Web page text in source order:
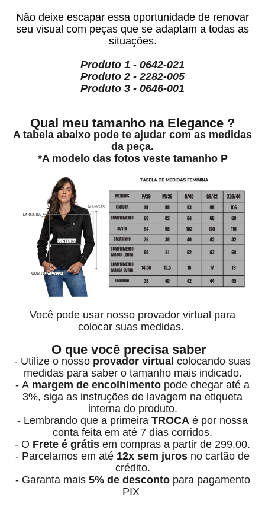
Não deixe escapar essa oportunidade de renovar
seu visual com peças que se adaptam a todas as
situações.
Produto 1 - 0642-021
Produto 2 - 2282-005
Produto 3 - 0646-001
Qual meu tamanho na Elegance ?
A tabela abaixo pode te ajudar com as medidas
da peça.
*A modelo das fotos veste tamanho P
Você pode usar nosso provador virtual para
colocar suas medidas.
O que você precisa saber
- Utilize o nosso provador virtual colocando suas
medidas para saber o tamanho mais indicado.
- A margem de encolhimento pode chegar até a
3%, siga as instruções de lavagem na etiqueta
interna do produto.
- Lembrando que a primeira TROCA é por nossa
conta feita em até 7 dias corridos.
- O Frete é grátis em compras a partir de 299,00.
- Parcelamos em até 12x sem juros no cartão de
crédito.
- Garanta mais 5% de descontopara pagamento
PIX